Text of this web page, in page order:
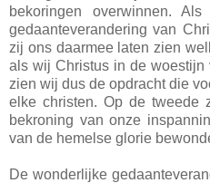
bekoringen overwinnen.
gedaanteverandering van
zij ons daarmee laten zien
als wij Christus in de woestijn
zien wij dus de opdracht die
elke christen. Op de tweede
bekroning van onze
van de hemelse glorie
De wonderlijke